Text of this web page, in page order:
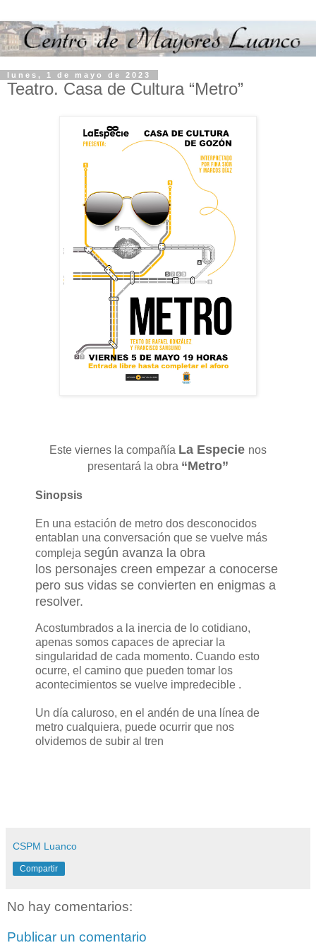
lunes, 1 de mayo de 2023
Teatro. Casa de Cultura “Metro”
Este viernes la compañía La Especie nos
presentará la obra “Metro”
Sinopsis
En una estación de metro dos desconocidos
entablan una conversación que se vuelve más
compleja según avanza la obra
los personajes creen empezar a conocerse
pero sus vidas se convierten en enigmas a
resolver.
Acostumbrados a la inercia de lo cotidiano,
apenas somos capaces de apreciar la
singularidad de cada momento. Cuando esto
ocurre, el camino que pueden tomar los
acontecimientos se vuelve impredecible .
Un día caluroso, en el andén de una línea de
metro cualquiera, puede ocurrir que nos
olvidemos de subir al tren
CSPM Luanco
Compartir
No hay comentarios:
Publicar un comentario